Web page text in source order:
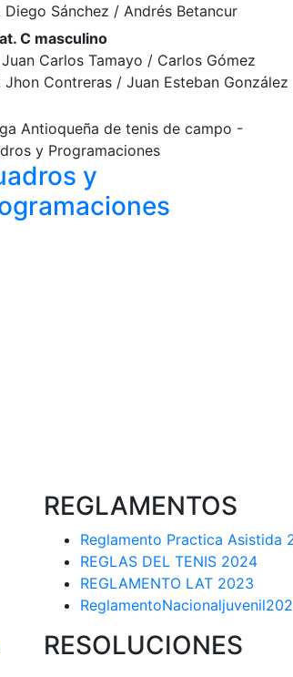
Diego Sánchez / Andrés Betancur
C masculino
Juan Carlos Tamayo / Carlos Gómez
Jhon Contreras / Juan Esteban González
y
REGLAMENTOS
Reglamento Practica Asistida
REGLAS DEL TENIS 2024
REGLAMENTO LAT 2023
RESOLUCIONES